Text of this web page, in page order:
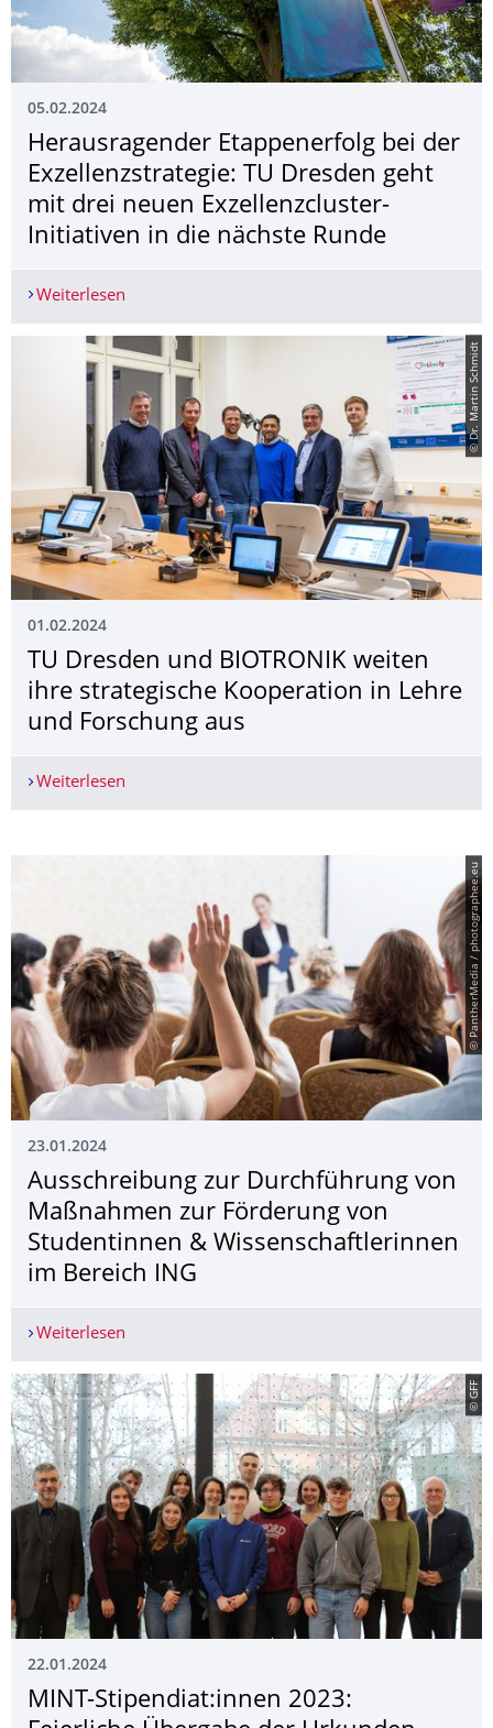
05.02.2024
Herausragender Etappenerfolg bei der
Exzellenzstrategie: TU Dresden geht
mit drei neuen Exzellenzcluster-
Initiativen in die nächste Runde
Weiterlesen
© Dr. Martin Schmidt
01.02.2024
TU Dresden und BIOTRONIK weiten
ihre strategische Kooperation in Lehre
und Forschung aus
Weiterlesen
© PantherMedia / photographee.eu
23.01.2024
Ausschreibung zur Durchführung von
Maßnahmen zur Förderung von
Studentinnen & Wissenschaftlerin­nen
im Bereich ING
Weiterlesen
© GFF
22.01.2024
MINT-Stipendiat:innen 2023: